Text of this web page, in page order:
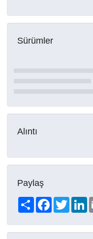
Sürümler
Alıntı
Paylaş
Share FacebookTwitter